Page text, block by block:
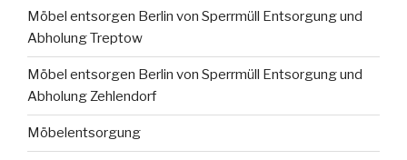
Möbel entsorgen Berlin von Sperrmüll Entsorgung und
Abholung Treptow
Möbel entsorgen Berlin von Sperrmüll Entsorgung und
Abholung Zehlendorf
Möbelentsorgung